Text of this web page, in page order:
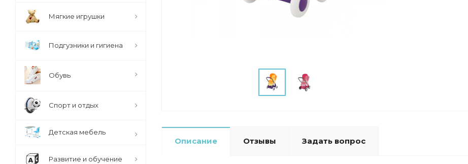
Описание Отзывы Задать вопрос
Мягкие игрушки
Подгузники и гигиена
Обувь
Спорт и отдых
Детская мебель
Развитие и обучение